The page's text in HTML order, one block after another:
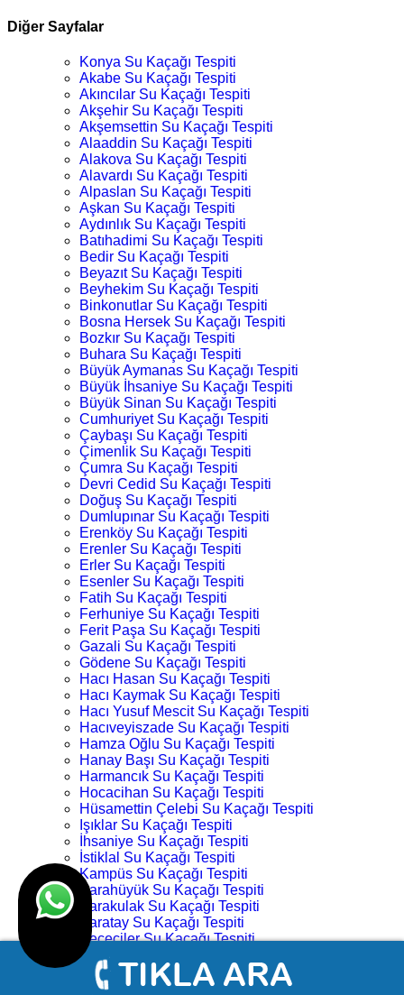
Diğer Sayfalar
Konya Su Kaçağı Tespiti
Akabe Su Kaçağı Tespiti
Akıncılar Su Kaçağı Tespiti
Akşehir Su Kaçağı Tespiti
Akşemsettin Su Kaçağı Tespiti
Alaaddin Su Kaçağı Tespiti
Alakova Su Kaçağı Tespiti
Alavardı Su Kaçağı Tespiti
Alpaslan Su Kaçağı Tespiti
Aşkan Su Kaçağı Tespiti
Aydınlık Su Kaçağı Tespiti
Batıhadimi Su Kaçağı Tespiti
Bedir Su Kaçağı Tespiti
Beyazıt Su Kaçağı Tespiti
Beyhekim Su Kaçağı Tespiti
Binkonutlar Su Kaçağı Tespiti
Bosna Hersek Su Kaçağı Tespiti
Bozkır Su Kaçağı Tespiti
Buhara Su Kaçağı Tespiti
Büyük Aymanas Su Kaçağı Tespiti
Büyük İhsaniye Su Kaçağı Tespiti
Büyük Sinan Su Kaçağı Tespiti
Cumhuriyet Su Kaçağı Tespiti
Çaybaşı Su Kaçağı Tespiti
Çimenlik Su Kaçağı Tespiti
Çumra Su Kaçağı Tespiti
Devri Cedid Su Kaçağı Tespiti
Doğuş Su Kaçağı Tespiti
Dumlupınar Su Kaçağı Tespiti
Erenköy Su Kaçağı Tespiti
Erenler Su Kaçağı Tespiti
Erler Su Kaçağı Tespiti
Esenler Su Kaçağı Tespiti
Fatih Su Kaçağı Tespiti
Ferhuniye Su Kaçağı Tespiti
Ferit Paşa Su Kaçağı Tespiti
Gazali Su Kaçağı Tespiti
Gödene Su Kaçağı Tespiti
Hacı Hasan Su Kaçağı Tespiti
Hacı Kaymak Su Kaçağı Tespiti
Hacı Yusuf Mescit Su Kaçağı Tespiti
Hacıveyiszade Su Kaçağı Tespiti
Hamza Oğlu Su Kaçağı Tespiti
Hanay Başı Su Kaçağı Tespiti
Harmancık Su Kaçağı Tespiti
Hocacihan Su Kaçağı Tespiti
Hüsamettin Çelebi Su Kaçağı Tespiti
Işıklar Su Kaçağı Tespiti
İhsaniye Su Kaçağı Tespiti
İstiklal Su Kaçağı Tespiti
Kampüs Su Kaçağı Tespiti
Karahüyük Su Kaçağı Tespiti
Karakulak Su Kaçağı Tespiti
Karatay Su Kaçağı Tespiti
Keçeciler Su Kaçağı Tespiti
Keykubat Su Kaçağı Tespiti
Kılıç Aslan Su Kaçağı Tespiti
Kovanağzı Su Kaçağı Tespiti